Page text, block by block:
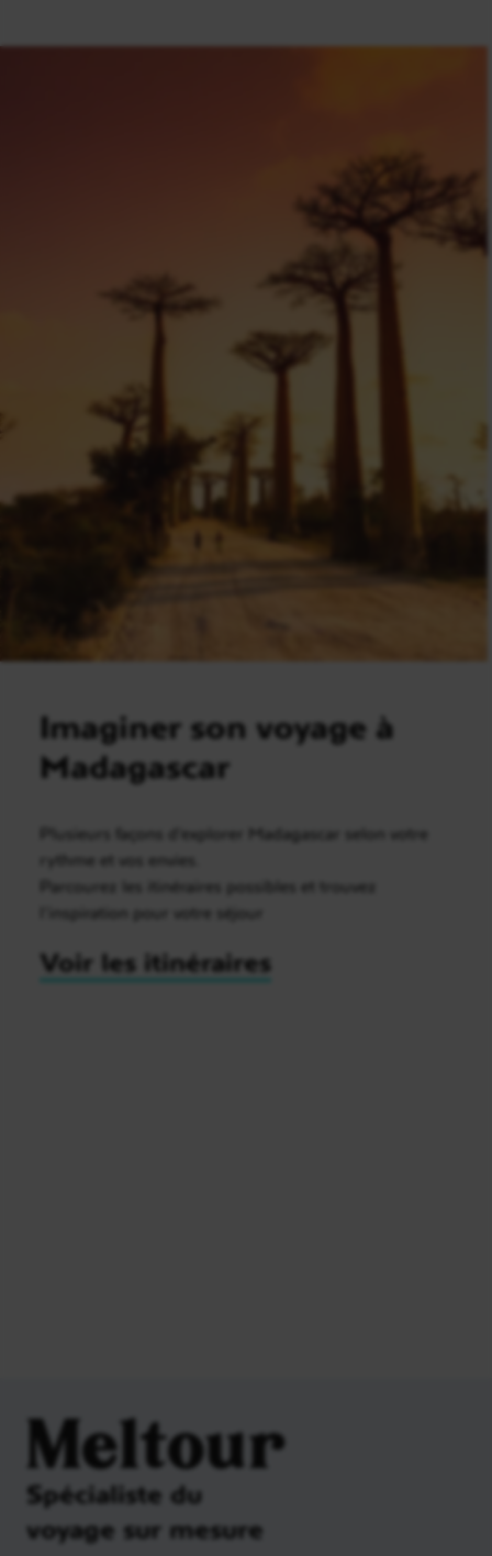
Imaginer son voyage à
Madagascar
Plusieurs façons d’explorer Madagascar selon votre
rythme et vos envies.
Parcourez les itinéraires possibles et trouvez
l’inspiration pour votre séjour
Voir les itinéraires
Meltour
Spécialiste du
voyage sur mesure